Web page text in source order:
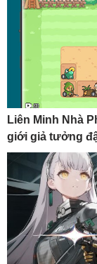
Liên Minh Nhà
giới giả tưởng